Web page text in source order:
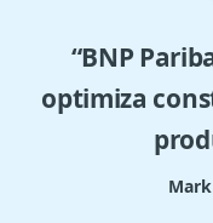
“BNP
optimiza